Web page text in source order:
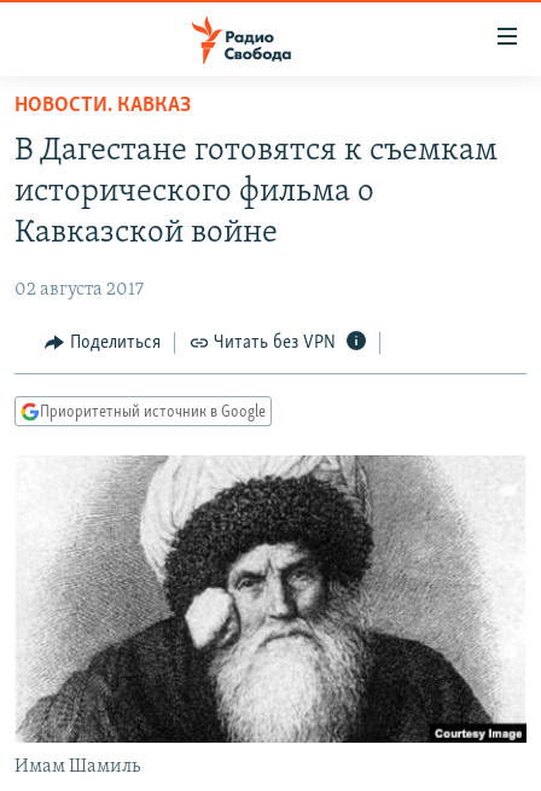
упрощенного
доступа
основному
Вернутся
Вернутся
ПОДКАСТЫ
АВТОРСКИЕ ПРОЕКТЫ
МНЕНИЯ
КУЛЬТУРА
КАВКАЗ.РЕАЛИИ
СЕВЕР.РЕАЛИИ
СИБИРЬ.РЕАЛИИ
РАСПИСАНИЕ ВЕЩАНИЯ
ПОДПИШИТЕСЬ НА РАССЫЛКУ
СОЦИАЛЬНЫЕ СЕТИ
НОВОСТИ. КАВКАЗ
В Дагестане готовятся к съемкам
исторического фильма о
Кавказской войне
02 августа 2017
Поделиться Читать без VPN
Приоритетный источник в Google
Имам Шамиль